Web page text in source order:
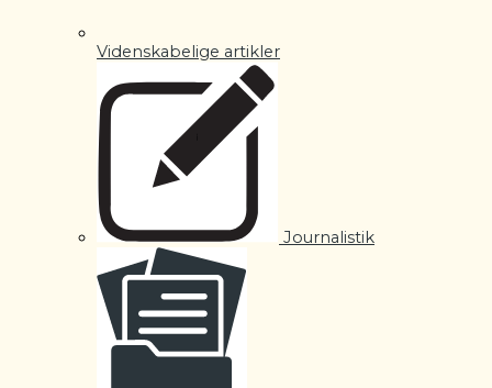
Videnskabelige artikler
Journalistik